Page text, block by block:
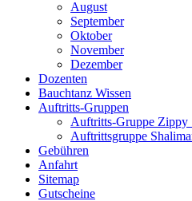
August
September
Oktober
November
Dezember
Dozenten
Bauchtanz Wissen
Auftritts-Gruppen
Auftritts-Gruppe Zippy
Auftrittsgruppe
Gebühren
Anfahrt
Sitemap
Gutscheine